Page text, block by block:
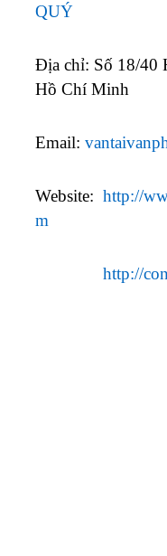
QUÝ
Địa chỉ: Số 18/40
Hồ Chí Minh
Email:
Website: http://
m
http://